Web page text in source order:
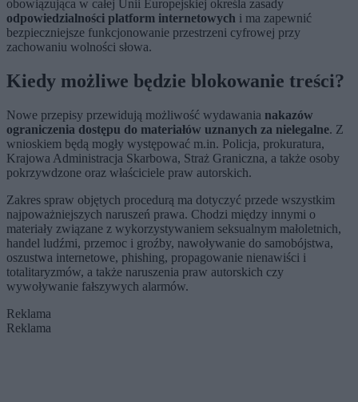
obowiązująca w całej Unii Europejskiej określa zasady
odpowiedzialności platform internetowych i ma zapewnić
bezpieczniejsze funkcjonowanie przestrzeni cyfrowej przy
zachowaniu wolności słowa.
Kiedy możliwe będzie blokowanie treści?
Nowe przepisy przewidują możliwość wydawania nakazów
ograniczenia dostępu do materiałów uznanych za nielegalne. Z
wnioskiem będą mogły występować m.in. Policja, prokuratura,
Krajowa Administracja Skarbowa, Straż Graniczna, a także osoby
pokrzywdzone oraz właściciele praw autorskich.
Zakres spraw objętych procedurą ma dotyczyć przede wszystkim
najpoważniejszych naruszeń prawa. Chodzi między innymi o
materiały związane z wykorzystywaniem seksualnym małoletnich,
handel ludźmi, przemoc i groźby, nawoływanie do samobójstwa,
oszustwa internetowe, phishing, propagowanie nienawiści i
totalitaryzmów, a także naruszenia praw autorskich czy
wywoływanie fałszywych alarmów.
Reklama
Reklama